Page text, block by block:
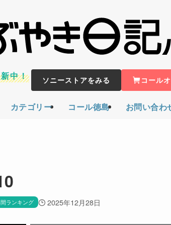
カテゴリー コール徳島 お問い合わ
中！ ソニーストアをみる コール
ランキング 2025年12月28日